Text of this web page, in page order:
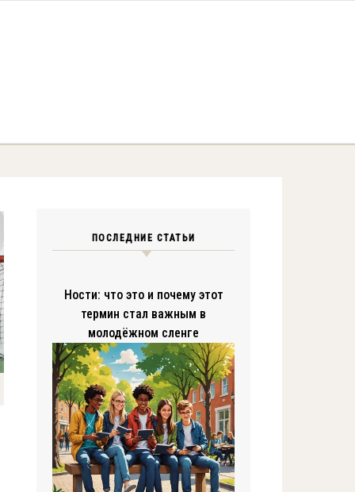
ПОСЛЕДНИЕ СТАТЬИ
Ности: что это и почему этот
термин стал важным в
молодёжном сленге